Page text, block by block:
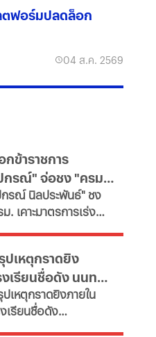
ตฟอร์มปลดล็อก
04 ส.ค. 2569
กข้าราชการ
กรณ์" จ่อชง "ครม."
ใหญ่กำลังคนภาครัฐ
ก 11 สายงานจะหาย
รณ์ นิลประพันธ์" ชง
. เคาะมาตรการเร่ง
ระทรวง "ตรึงกำลัง
ม่-ยุบเลิกตำแหน่งว่าง
ะสายงานสนับสนุนไม่
ป็น" ตั้งเป้าลดขนาด
าชการลงอย่างน้อย
ปเหตุกราดยิง
งเรียนชื่อดัง นนทบุรี
สุด ผู้ก่อเหตุเสียชีวิต
ว
ปเหตุกราดยิงภายใน
เรียนชื่อดัง